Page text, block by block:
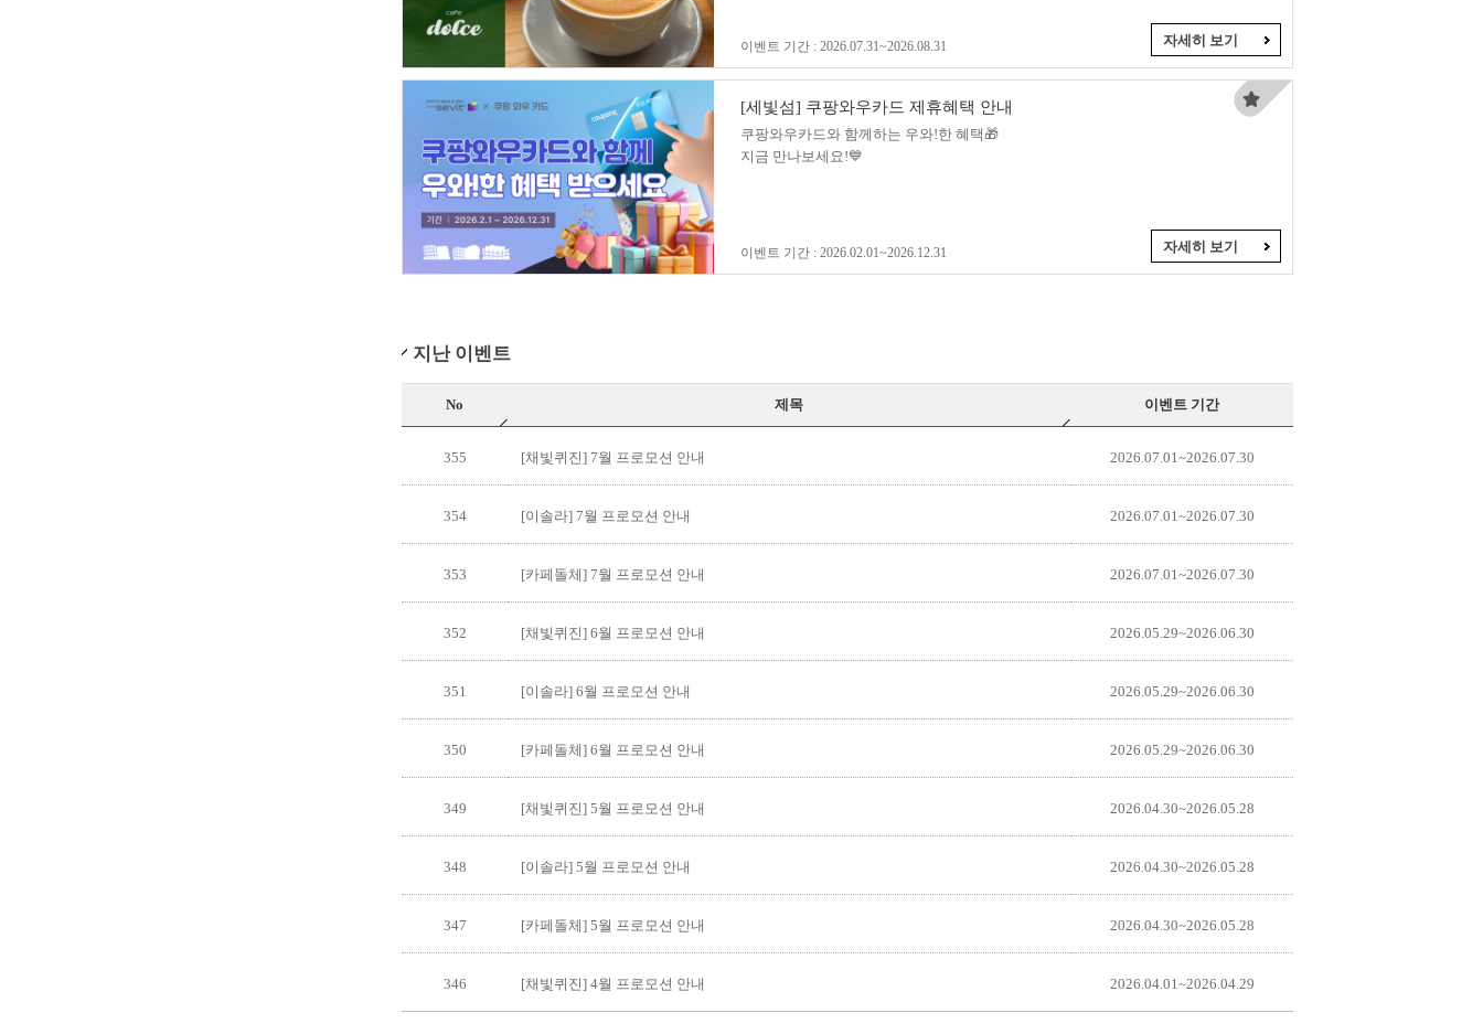
이벤트 기간 : 2026.07.31~2026.08.31 자세히 보기
[세빛섬] 쿠팡와우카드 제휴혜택 안내
쿠팡와우카드와 함께하는 우와!한 혜택🎁
지금 만나보세요!💙
이벤트 기간 : 2026.02.01~2026.12.31 자세히 보기
지난 이벤트
No 제목 이벤트 기간
355 [채빛퀴진] 7월 프로모션 안내 2026.07.01~2026.07.30
354 [이솔라] 7월 프로모션 안내 2026.07.01~2026.07.30
353 [카페돌체] 7월 프로모션 안내 2026.07.01~2026.07.30
352 [채빛퀴진] 6월 프로모션 안내 2026.05.29~2026.06.30
351 [이솔라] 6월 프로모션 안내 2026.05.29~2026.06.30
350 [카페돌체] 6월 프로모션 안내 2026.05.29~2026.06.30
349 [채빛퀴진] 5월 프로모션 안내 2026.04.30~2026.05.28
348 [이솔라] 5월 프로모션 안내 2026.04.30~2026.05.28
347 [카페돌체] 5월 프로모션 안내 2026.04.30~2026.05.28
346 [채빛퀴진] 4월 프로모션 안내 2026.04.01~2026.04.29